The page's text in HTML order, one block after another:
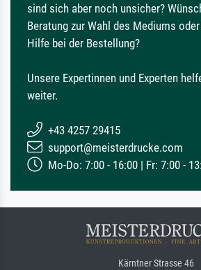
sind sich aber noch unsicher?
Beratung zur Wahl des Mediums
Hilfe bei der Bestellung?
Unsere Expertinnen und Experten
weiter.
+43 4257 29415
support@meisterdrucke.com
Mo-Do: 7:00 - 16:00 | Fr: 7:00 -
Kärntner Strasse 46